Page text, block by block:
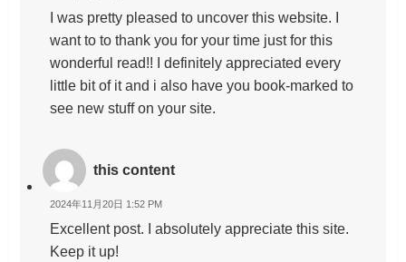
I was pretty pleased to uncover this website. I
want to to thank you for your time just for this
wonderful read!! I definitely appreciated every
little bit of it and i also have you book-marked to
see new stuff on your site.
this content
2024年11月20日 1:52 PM
Excellent post. I absolutely appreciate this site.
Keep it up!